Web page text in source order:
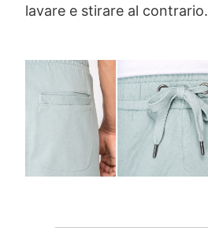
lavare e stirare al contrario.